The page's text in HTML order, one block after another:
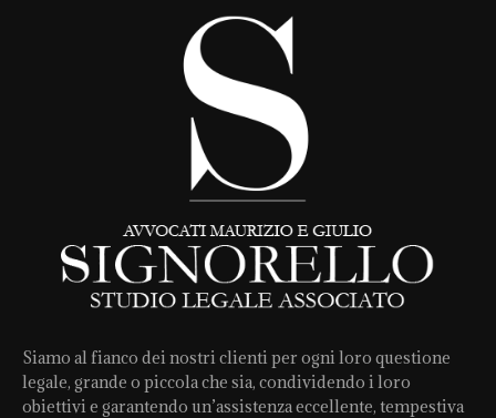
Siamo al fianco dei nostri clienti per ogni loro questione
legale, grande o piccola che sia, condividendo i loro
obiettivi e garantendo un’assistenza eccellente, tempestiva